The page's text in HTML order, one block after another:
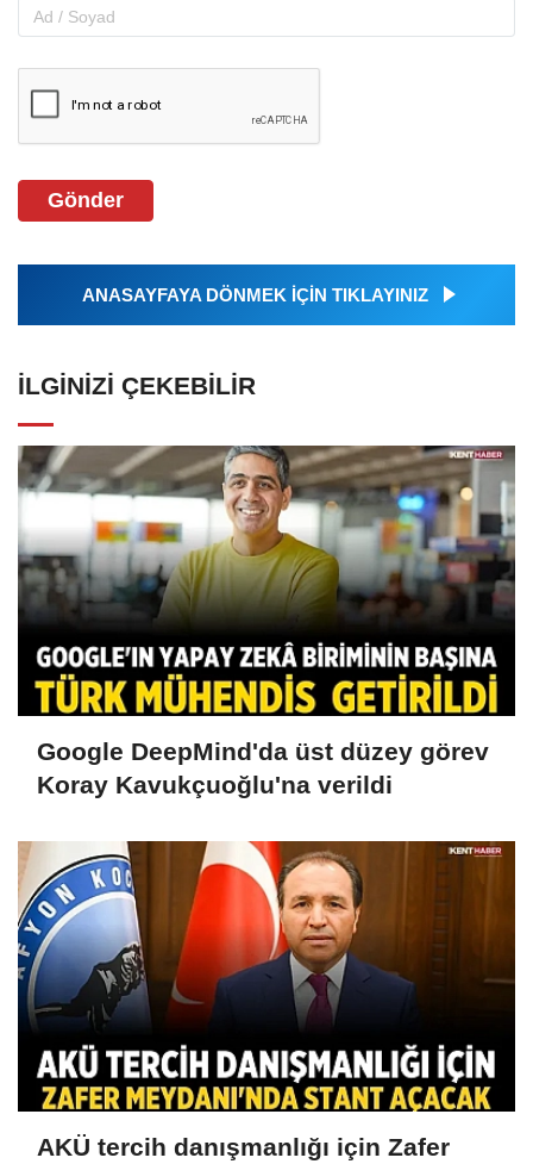
Gönder
ANASAYFAYA DÖNMEK İÇİN TIKLAYINIZ
İLGINIZI ÇEKEBILIR
Google DeepMind'da üst düzey görev
Koray Kavukçuoğlu'na verildi
AKÜ tercih danışmanlığı için Zafer